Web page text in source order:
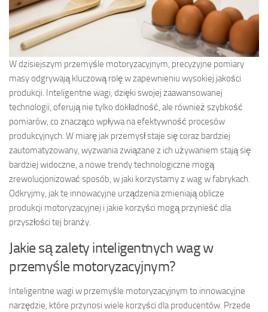
W dzisiejszym przemyśle motoryzacyjnym, precyzyjne pomiary
masy odgrywają kluczową rolę w zapewnieniu wysokiej jakości
produkcji. Inteligentne wagi, dzięki swojej zaawansowanej
technologii, oferują nie tylko dokładność, ale również szybkość
pomiarów, co znacząco wpływa na efektywność procesów
produkcyjnych. W miarę jak przemysł staje się coraz bardziej
zautomatyzowany, wyzwania związane z ich używaniem stają się
bardziej widoczne, a nowe trendy technologiczne mogą
zrewolucjonizować sposób, w jaki korzystamy z wag w fabrykach.
Odkryjmy, jak te innowacyjne urządzenia zmieniają oblicze
produkcji motoryzacyjnej i jakie korzyści mogą przynieść dla
przyszłości tej branży.
Jakie są zalety inteligentnych wag w
przemyśle motoryzacyjnym?
Inteligentne wagi w przemyśle motoryzacyjnym to innowacyjne
narzędzie, które przynosi wiele korzyści dla producentów. Przede